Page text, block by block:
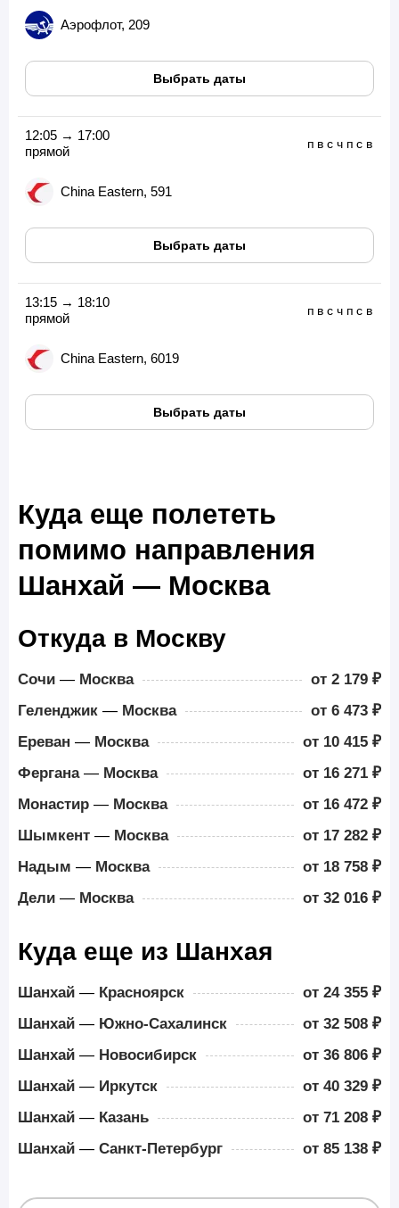
Аэрофлот, 209
Выбрать даты
12:05 → 17:00
прямой
China Eastern, 591
п в с ч п с в
Выбрать даты
13:15 → 18:10
прямой
China Eastern, 6019
п в с ч п с в
Выбрать даты
Куда еще полететь
помимо направления
Шанхай — Москва
Откуда в Москву
Сочи — Москва
от 2 179 ₽
Геленджик — Москва
от 6 473 ₽
Ереван — Москва
от 10 415 ₽
Фергана— Москва
от 16 271 ₽
Монастир — Москва
от 16 472 ₽
Шымкент — Москва
от 17 282 ₽
Надым — Москва
от 18 758 ₽
Дели — Москва от 32 016 ₽
Куда еще из Шанхая
Шанхай — Красноярск
от 24 355 ₽
Шанхай — Южно-Сахалинск
от 32 508 ₽
Шанхай — Новосибирск
от 36 806 ₽
Шанхай — Иркутск
от 40 329 ₽
Шанхай — Казань
от 71 208 ₽
Шанхай — Санкт-Петербург от 85 138 ₽